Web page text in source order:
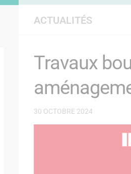
ACTUALITÉS
Travaux
30 OCTOBRE 2024